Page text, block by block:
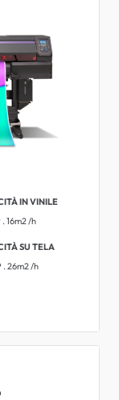
IN VINILE
16m2 /h
SU TELA
26m2 /h